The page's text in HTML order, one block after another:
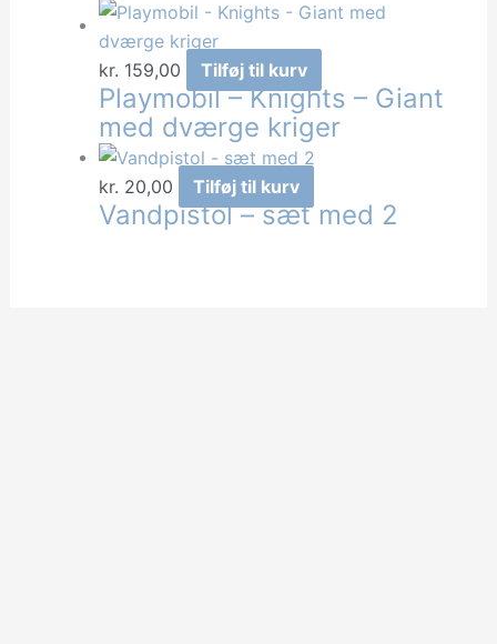
kr. 159,00 Tilføj til kurv
Playmobil – Knights – Giant
med dværge kriger
kr. 20,00 Tilføj til kurv
Vandpistol – sæt med 2